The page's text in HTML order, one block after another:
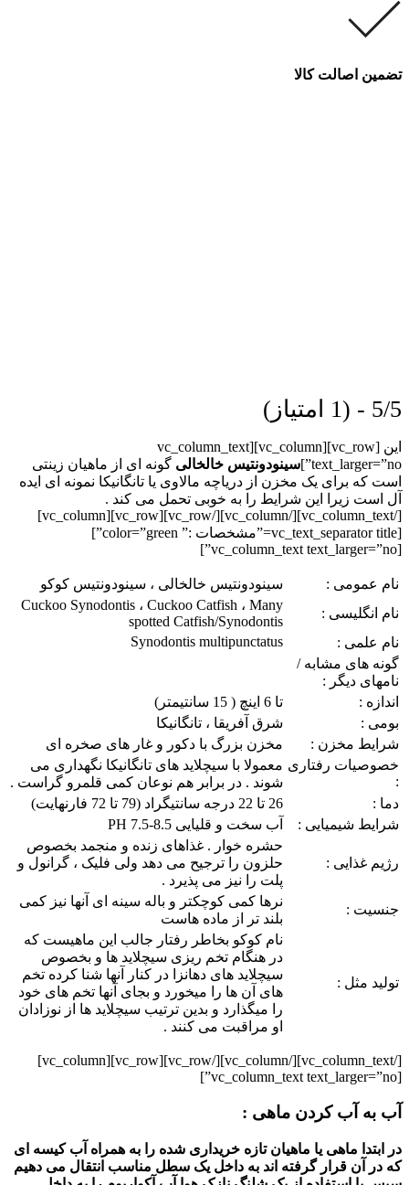
تضمین اصالت کالا
5/5 - (1 امتیاز)
این [vc_row][vc_column][vc_column_text
text_larger=”no”]
سینودونتیس خالخالی گونه ای از ماهیان زینتی
است که برای یک مخزن از دریاچه مالاوی یا تانگانیکا نمونه ای ایده
آل است زیرا این شرایط را به خوبی تحمل می کند .
[/vc_column_text][/vc_column][/vc_row][vc_row][vc_column]
[vc_text_separator title=”مشخصات :” color=”green”]
[vc_column_text text_larger=”no”]
نام عمومی :
سینودونتیس خالخالی ، سینودونتیس کوکو
نام انگلیسی :
Cuckoo Synodontis ، Cuckoo Catfish ، Many
spotted Catfish/Synodontis
نام علمی :
Synodontis multipunctatus
گونه های مشابه /
نامهای دیگر :
اندازه :
تا 6 اینچ ( 15 سانتیمتر)
بومی :
شرق آفریقا ، تانگانیکا
شرایط مخزن :
مخزن بزرگ با دکور و غار های صخره ای
خصوصیات رفتاری
:
معمولا با سیچلاید های تانگانیکا نگهداری می
شوند . در برابر هم نوعان کمی قلمرو گراست .
دما :
26 تا 22 درجه سانتیگراد (79 تا 72 فارنهایت)
شرایط شیمیایی :
آب سخت و قلیایی PH 7.5-8.5
رژیم غذایی :
حشره خوار . غذاهای زنده و منجمد بخصوص
حلزون را ترجیح می دهد ولی فلیک ، گرانول و
پلت را نیز می پذیرد .
جنسیت :
نرها کمی کوچکتر و باله سینه ای آنها نیز کمی
بلند تر از ماده هاست
تولید مثل :
نام کوکو بخاطر رفتار جالب این ماهیست که
در هنگام تخم ریزی سیچلاید ها و بخصوص
سیچلاید های دهانزا در کنار آنها شنا کرده تخم
های آن ها را میخورد و بجای آنها تخم های خود
را میگذارد و بدین ترتیب سیچلاید ها از نوزادان
او مراقبت می کنند .
[/vc_column_text][/vc_column][/vc_row][vc_row][vc_column]
[vc_column_text text_larger=”no”]
آب به آب کردن ماهی :
در ابتدا ماهی یا ماهیان تازه خریداری شده را به همراه آب کیسه ای
که در آن قرار گرفته اند به داخل یک سطل مناسب انتقال می دهیم